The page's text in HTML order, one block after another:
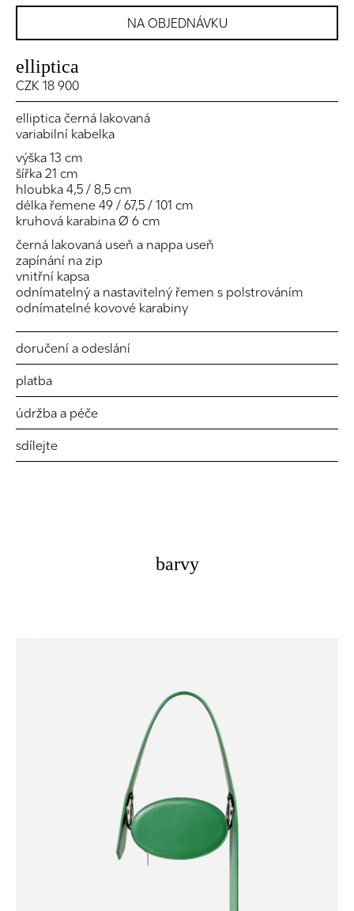
NA OBJEDNÁVKU
elliptica
CZK 18 900
elliptica černá lakovaná
variabilní kabelka
výška 13 cm
šířka 21 cm
hloubka 4,5 / 8,5 cm
délka řemene 49 / 67,5 / 101 cm
kruhová karabina Ø 6 cm
černá lakovaná useň a nappa useň
zapínání na zip
vnitřní kapsa
odnímatelný a nastavitelný řemen s polstrováním
odnímatelné kovové karabiny
doručení a odeslání
platba
údržba a péče
sdílejte
barvy